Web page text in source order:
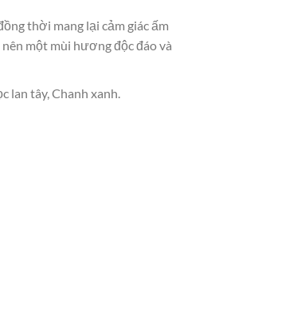
thời mang lại cảm giác ấm
một mùi hương độc đáo và
lan tây, Chanh xanh.